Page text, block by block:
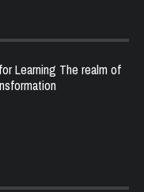
Learning The realm of